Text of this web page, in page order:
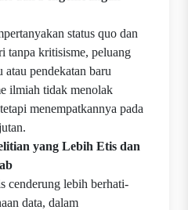
status quo dan
tanpa kritisisme, peluang
pendekatan baru
ilmiah tidak menolak
menempatkannya pada
yang Lebih Etis dan
cenderung lebih berhati-
data, dalam